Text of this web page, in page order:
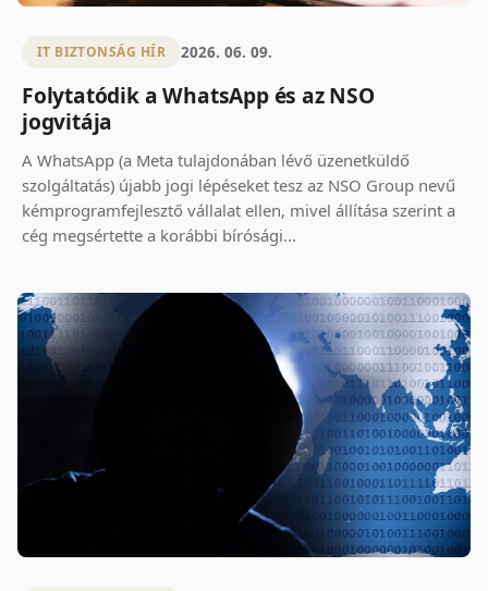
IT BIZTONSÁG HÍR 2026. 06. 09.
Folytatódik a WhatsApp és az NSO
jogvitája
A WhatsApp (a Meta tulajdonában lévő üzenetküldő
szolgáltatás) újabb jogi lépéseket tesz az NSO Group nevű
kémprogramfejlesztő vállalat ellen, mivel állítása szerint a
cég megsértette a korábbi bírósági...